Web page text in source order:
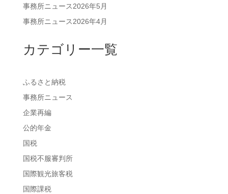
事務所ニュース2026年5月
事務所ニュース2026年4月
カテゴリー一覧
ふるさと納税
事務所ニュース
企業再編
公的年金
国税
国税不服審判所
国際観光旅客税
国際課税